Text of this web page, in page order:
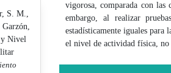
S. M.,
Nivel
vigorosa, comparada con las
embargo, al realizar
estadísticamente iguales para
el nivel de actividad física, no